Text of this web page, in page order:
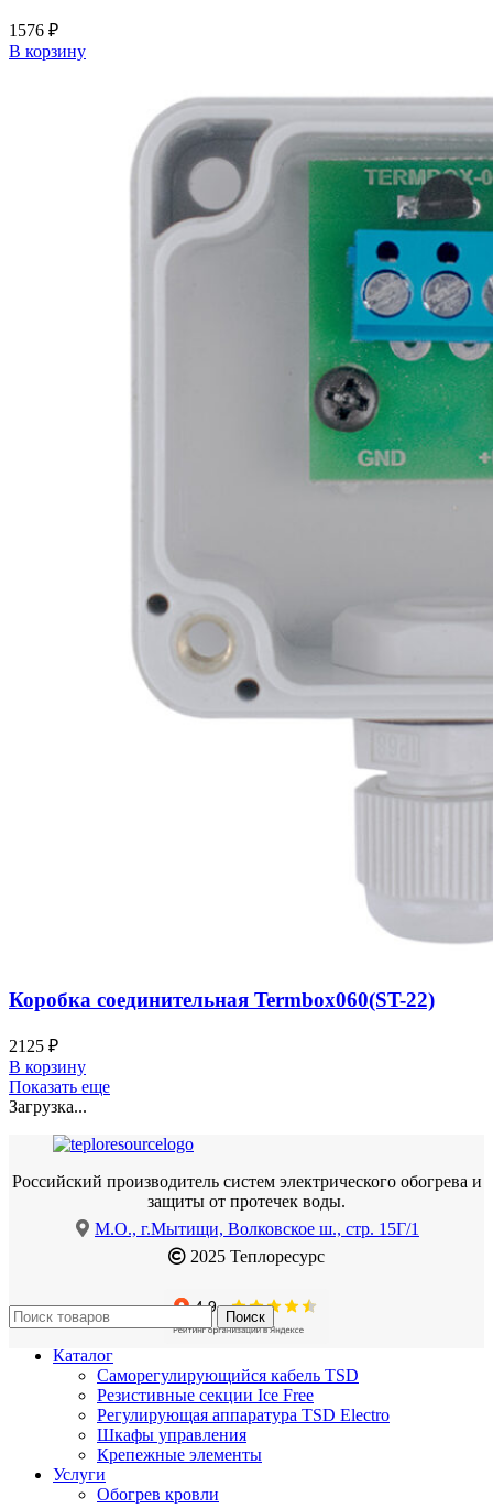
1576 ₽
В корзину
Коробка соединительная Termbox060(ST-22)
2125 ₽
В корзину
Показать еще
Загрузка...
Российский производитель систем электрического обогрева и
защиты от протечек воды.
М.О., г.Мытищи, Волковское ш., стр. 15Г/1
2025 Теплоресурс
Поиск
Каталог
Саморегулирующийся кабель TSD
Резистивные секции Ice Free
Регулирующая аппаратура TSD Electro
Шкафы управления
Крепежные элементы
Услуги
Обогрев кровли